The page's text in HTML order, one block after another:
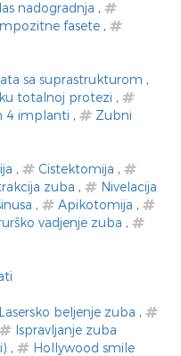
nadogradnja ,
fasete ,
sa suprastrukturom ,
totalnoj protezi ,
4 implanti ,
Zubni
, Cistektomija ,
zuba ,
Nivelacija
, Apikotomija ,
vadjenje zuba ,
Lasersko beljenje zuba ,
Ispravljanje zuba
,
Hollywood smile